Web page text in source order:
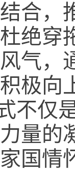
合，
绝穿
气，
极向
不仅
量的
国情